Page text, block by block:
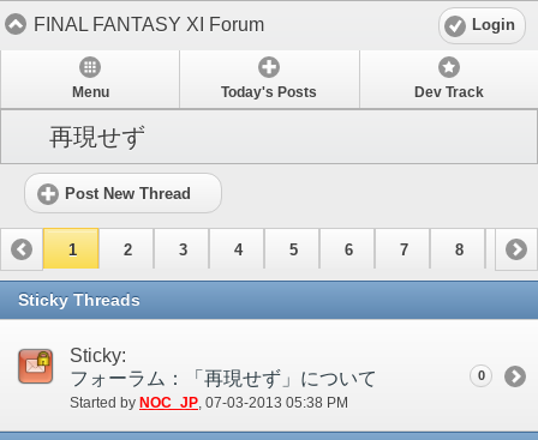
FINAL FANTASY XI Forum Login
Menu Today's Posts Dev Track
再現せず
Post New Thread
1 2 3 4 5 6 7 8 9
10 11
Sticky Threads
Sticky:
フォーラム：「再現せず」について
Started by NOC_JP‎, 07-03-2013 05:38 PM
0